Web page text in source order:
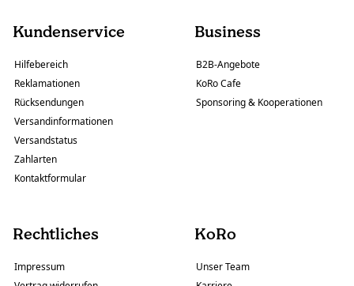
Kundenservice
Hilfebereich
Reklamationen
Rücksendungen
Versandinformationen
Versandstatus
Zahlarten
Kontaktformular
Business
B2B-Angebote
KoRo Cafe
Sponsoring & Kooperationen
Rechtliches
Impressum
KoRo
Unser Team